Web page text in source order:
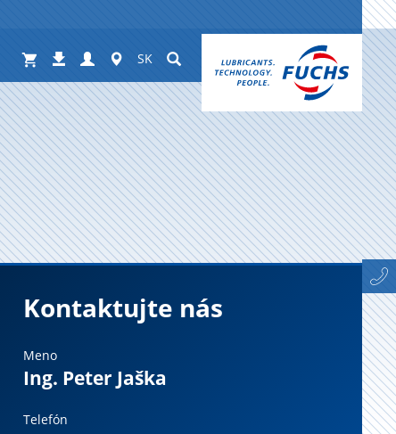
Shop Na
stiahnutie
Login Worldwide
SK Suchen
Kontaktujte nás
Meno
Ing. Peter Jaška
Telefón